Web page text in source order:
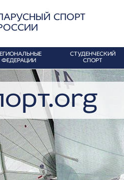
СПОРТ
ФЕДЕРАЦИИ
СТУДЕНЧЕСКИЙ
СПОРТ